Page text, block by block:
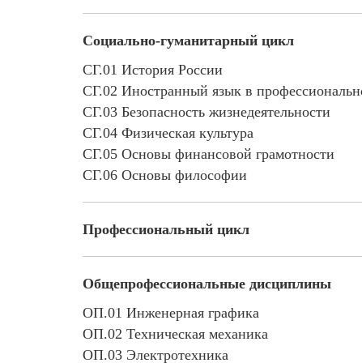
Социально-гуманитарный цикл
СГ.01 История России
СГ.02 Иностранный язык в
СГ.03 Безопасность жизнедеятельности
СГ.04 Физическая культура
СГ.05 Основы финансовой грамотности
СГ.06 Основы философии
Профессиональный цикл
Общепрофессиональные дисциплины
ОП.01 Инженерная графика
ОП.02 Техническая механика
ОП.03 Электротехника